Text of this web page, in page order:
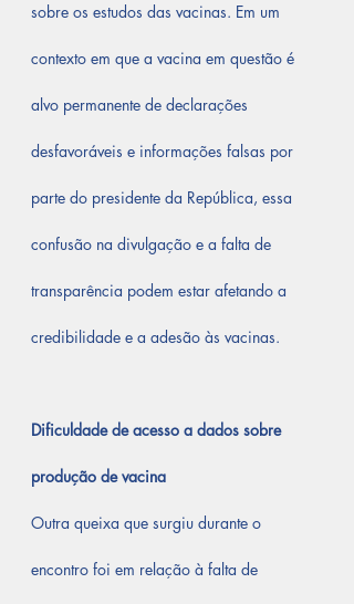
sobre os estudos das vacinas. Em um
contexto em que a vacina em questão é
alvo permanente de declarações
desfavoráveis e informações falsas por
parte do presidente da República, essa
confusão na divulgação e a falta de
transparência podem estar afetando a
credibilidade e a adesão às vacinas.
Dificuldade de acesso a dados sobre
produção de vacina
Outra queixa que surgiu durante o
encontro foi em relação à falta de